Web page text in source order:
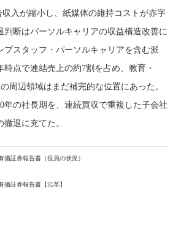
収入が縮小し、紙媒体の維持コストが赤字
判断はパーソルキャリアの収益構造改善に
プスタッフ・パーソルキャリアを含む派
時点で連結売上の約7割を占め、教育・
周辺領域はまだ補完的な位置にあった。
年の社長期を、連続買収で重複した子会社
退に充てた。
価証券報告書（役員の状況）
価証券報告書【沿革】